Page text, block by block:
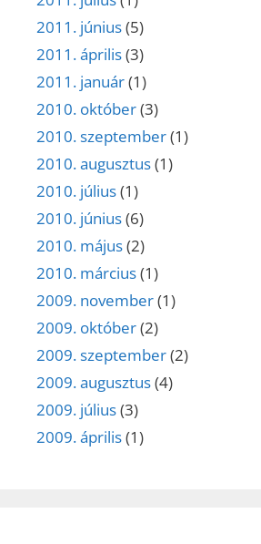
2011. június(5)
2011. április(3)
2011. január(1)
2010. október(3)
2010. szeptember(1)
2010. augusztus(1)
2010. július(1)
2010. június(6)
2010. május(2)
2010. március(1)
2009. november(1)
2009. október(2)
2009. szeptember(2)
2009. augusztus(4)
2009. július(3)
2009. április(1)